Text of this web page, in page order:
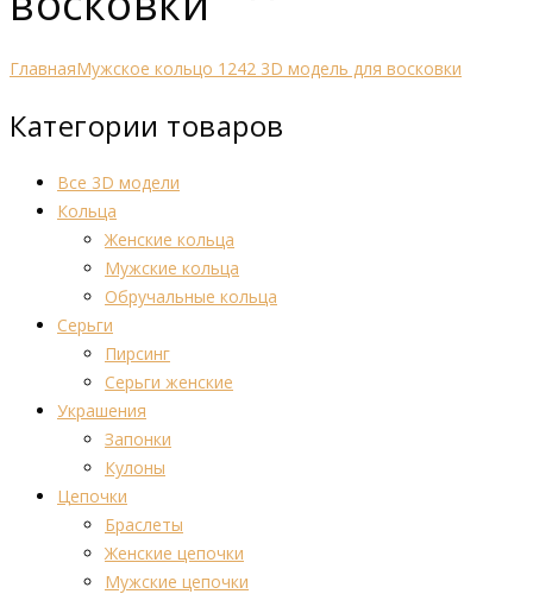
ГлавнаяМужское кольцо 1242 3D модель для восковки
Категории товаров
Все 3D модели
Кольца
Женские кольца
Мужские кольца
Обручальные кольца
Серьги
Пирсинг
Серьги женские
Украшения
Запонки
Кулоны
Цепочки
Браслеты
Женские цепочки
Мужские цепочки